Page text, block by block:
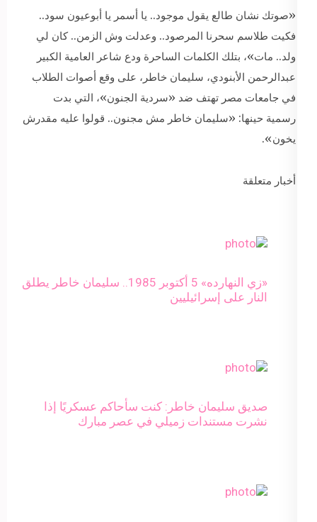
«صوتك نشان طالع يقول موجود.. يا أسمر يا أبوعيون سود..
فكيت طلاسم سحرنا المرصود.. وعدلت وش الزمن.. كان لي
ولد.. مات»، بتلك الكلمات الساحرة ودع شاعر العامية الكبير
عبدالرحمن الأبنودي، سليمان خاطر، على وقع أصوات الطلاب
في جامعات مصر تهتف ضد «سردية الجنون»، التي بدت
رسمية حينها: «سليمان خاطر مش مجنون.. قولوا عليه مقدرش
يخون».
أخبار متعلقة
«زي النهارده» 5 أكتوبر 1985.. سليمان خاطر يطلق
النار على إسرائيليين
صديق سليمان خاطر: كنت سأحاكم عسكريًا إذا
نشرت مستندات زميلي في عصر مبارك